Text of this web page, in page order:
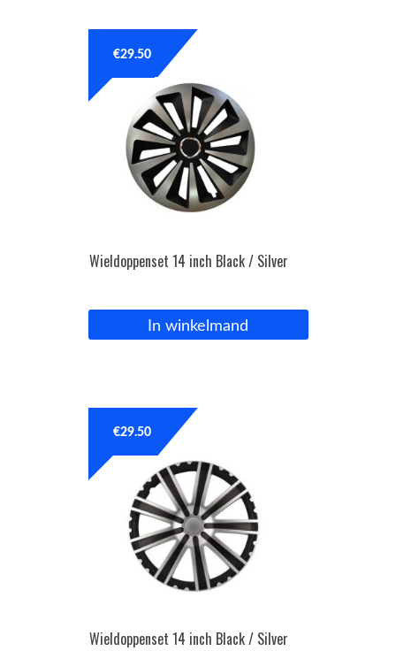
Bedrijfswagen parts
Inloggen / Registreren
Wieldoppenset 14 inch Black / Silver
€29.50
In winkelmand
Wieldoppenset 14 inch Black / Silver
€29.50